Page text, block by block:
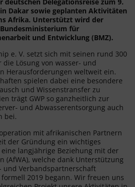
Dakar sowie geplanten Aktivitäten
Afrika. Unterstützt wird der
für
und Entwicklung (BMZ).
e. V. setzt sich mit seinen rund 300
Lösung von wasser- und
Herausforderungen weltweit ein.
spielen dabei eine besondere
und Wissenstransfer zu
trägt GWP so ganzheitlich zur
und Abwasserentsorgung auch
bei.
mit afrikanischen Partnern
der Gründung ein wichtiges
langjährige Beziehung mit der
(AfWA), welche dank Unterstützung
und Verbandspartnerschaft
formell 2019 begann. Wir freuen uns